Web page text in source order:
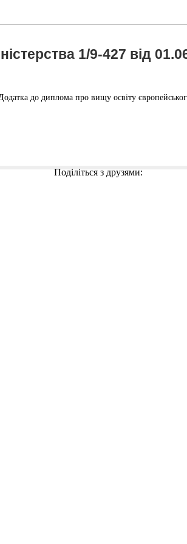
1/9-427 від
до диплома про вищу освіту
Поділіться з друзями: